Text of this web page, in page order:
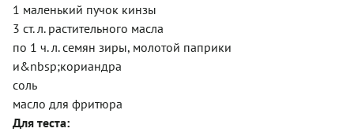
1 маленький пучок кинзы
3 ст. л. растительного масла
по 1 ч. л. семян зиры, молотой паприки
и&nbsp;кориандра
соль
масло для фритюра
Для теста: